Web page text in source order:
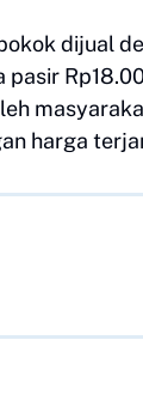
dijual
harga